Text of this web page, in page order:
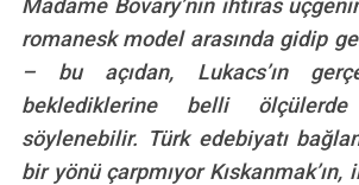
Madame Bovary’nin ihtiras
romanesk model arasında gidip
– bu açıdan, Lukacs’ın
beklediklerine belli
söylenebilir. Türk edebiyatı
bir yönü çarpmıyor Kıskanmak’ın,